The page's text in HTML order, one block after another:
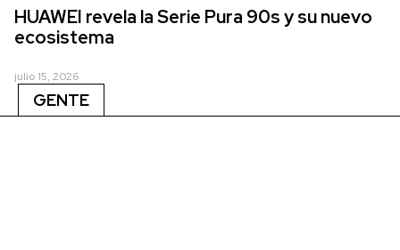
HUAWEI revela la Serie Pura 90s y su nuevo
ecosistema
julio 15, 2026
GENTE